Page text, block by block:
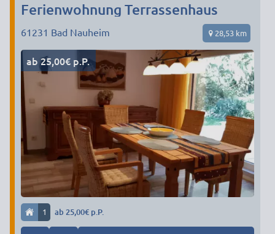
Ferienwohnung Terrassenhaus
61231 Bad Nauheim 28,53 km
ab 25,00€ p.P.
1 ab 25,00€ p.P.